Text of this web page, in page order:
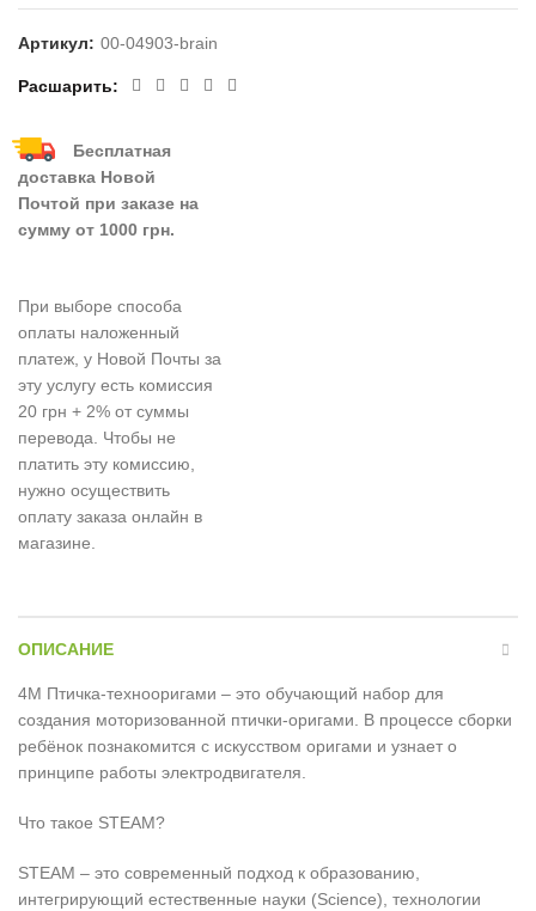
Артикул: 00-04903-brain
Расшарить
Бесплатная
доставка Новой
Почтой при заказе на
сумму от 1000 грн.
При выборе способа
оплаты наложенный
платеж, у Новой Почты за
эту услугу есть комиссия
20 грн + 2% от суммы
перевода. Чтобы не
платить эту комиссию,
нужно осуществить
оплату заказа онлайн в
магазине.
ОПИСАНИЕ
4M Птичка-технооригами – это обучающий набор для
создания моторизованной птички-оригами. В процессе сборки
ребёнок познакомится с искусством оригами и узнает о
принципе работы электродвигателя.
Что такое STEAM?
STEAM – это современный подход к образованию,
интегрирующий естественные науки (Science), технологии